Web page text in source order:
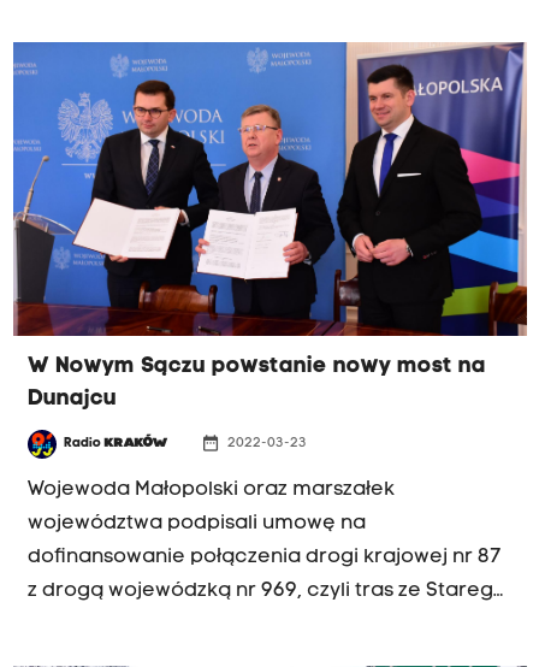
W Nowym Sączu powstanie nowy most na
Dunajcu
Radio KRAKÓW date_range 2022-03-23
Wojewoda Małopolski oraz marszałek
województwa podpisali umowę na
dofinansowanie połączenia drogi krajowej nr 87
z drogą wojewódzką nr 969, czyli tras ze Starego